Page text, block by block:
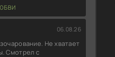
06.08.26
Не хватает
Смотрел с